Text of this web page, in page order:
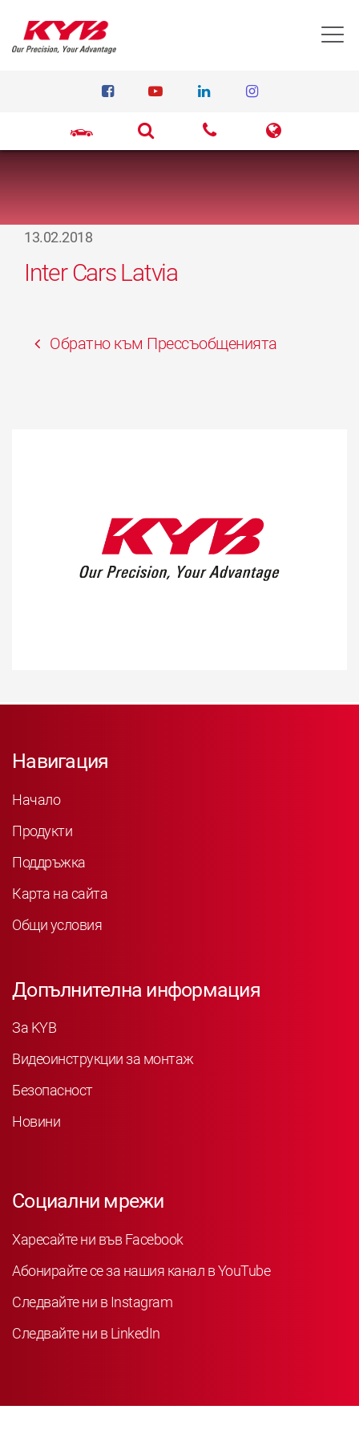
13.02.2018
Inter Cars Latvia
Обратно към Прессъобщенията
Навигация
Начало
Продукти
Поддръжка
Карта на сайта
Общи условия
Допълнителна информация
За KYB
Видеоинструкции за монтаж
Безопасност
Новини
Социални мрежи
Харесайте ни във Facebook
Абонирайте се за нашия канал в YouTube
Следвайте ни в Instagram
Следвайте ни в LinkedIn